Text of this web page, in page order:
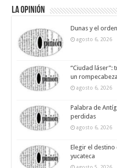
La Opinión
Dunas y el
agosto 6, 2026
“Ciudad láser”:
un
agosto 6, 2026
Palabra de
perdidas
agosto 6, 2026
Elegir el destino
yucateca